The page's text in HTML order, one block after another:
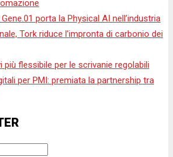
porta la Physical AI nell’industria
Tork riduce l’impronta di carbonio dei
più flessibile per le scrivanie regolabili
per PMI: premiata la partnership tra